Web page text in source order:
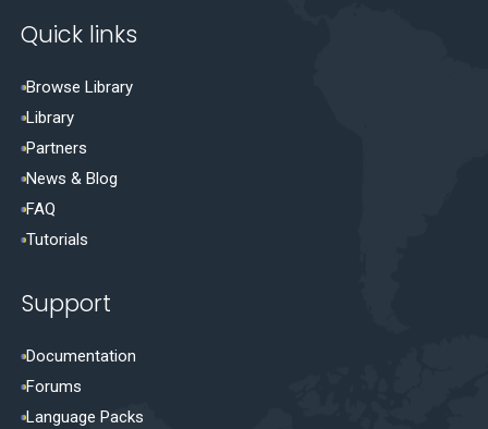
Quick links
Browse Library
Library
Partners
News & Blog
FAQ
Tutorials
Support
Documentation
Forums
Language Packs